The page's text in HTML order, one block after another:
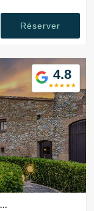
Réserver
4.8